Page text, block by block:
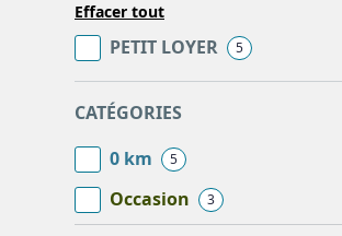
Effacer tout
PETIT LOYER 5
CATÉGORIES
0 km
5
Occasion 3